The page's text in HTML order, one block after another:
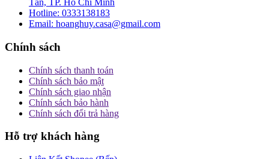
Tân, TP. Hồ Chí Minh
Hotline: 0333138183
Email: hoanghuy.casa@gmail.com
Chính sách
Chính sách thanh toán
Chính sách bảo mật
Chính sách giao nhận
Chính sách bảo hành
Chính sách đổi trả hàng
Hỗ trợ khách hàng